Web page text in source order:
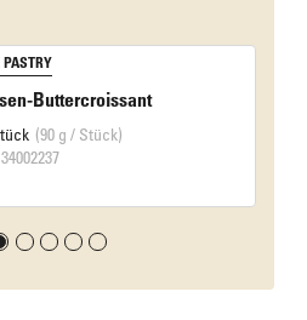
PASTRY
Buttercroissant
(90 g / Stück)